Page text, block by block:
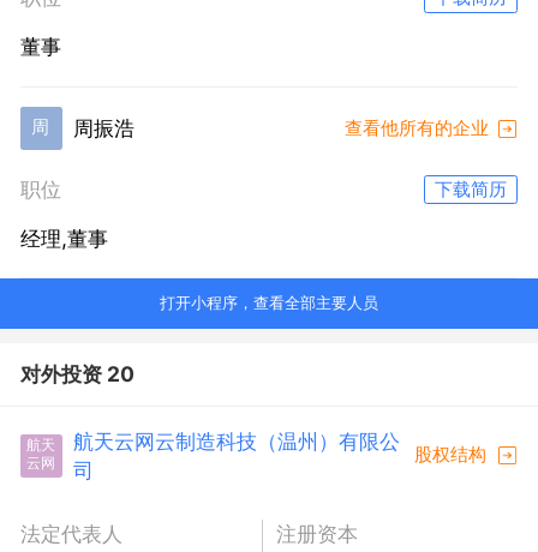
董事
周 周振浩 查看他所有的企业
职位 下载简历
经理,董事
打开小程序，查看全部主要人员
对外投资 20
航天
云网
航天云网云制造科技（温州）有限公
司
股权结构
法定代表人
注册资本